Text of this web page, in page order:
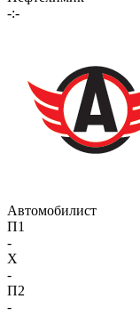
-:-
Автомобилист
П1
-
X
-
П2
-